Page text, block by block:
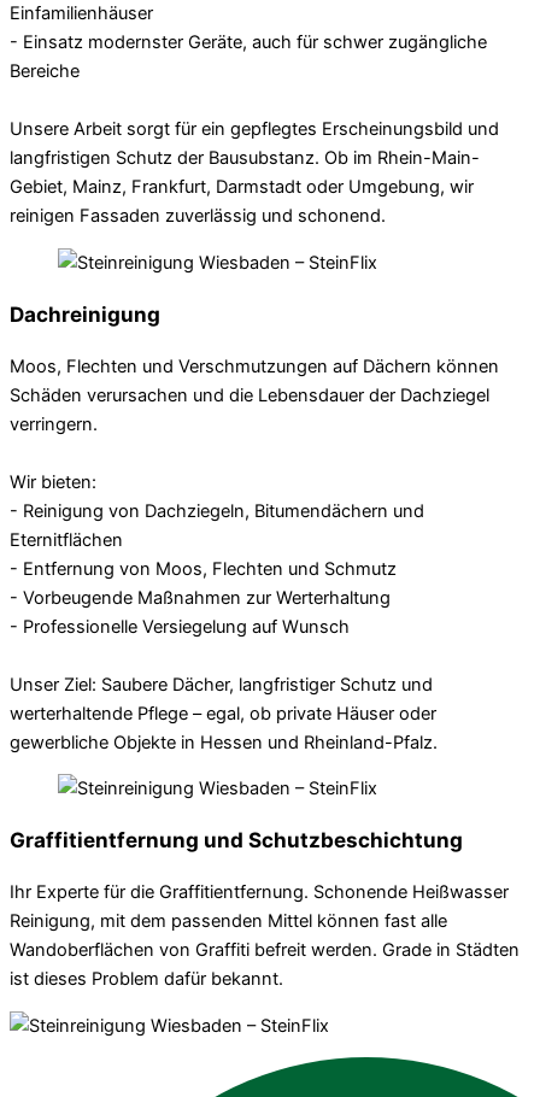
Einfamilienhäuser
- Einsatz modernster Geräte, auch für schwer zugängliche
Bereiche
Unsere Arbeit sorgt für ein gepflegtes Erscheinungsbild und
langfristigen Schutz der Bausubstanz. Ob im Rhein-Main-
Gebiet, Mainz, Frankfurt, Darmstadt oder Umgebung, wir
reinigen Fassaden zuverlässig und schonend.
Dachreinigung
Moos, Flechten und Verschmutzungen auf Dächern können
Schäden verursachen und die Lebensdauer der Dachziegel
verringern.
Wir bieten:
- Reinigung von Dachziegeln, Bitumendächern und
Eternitflächen
- Entfernung von Moos, Flechten und Schmutz
- Vorbeugende Maßnahmen zur Werterhaltung
- Professionelle Versiegelung auf Wunsch
Unser Ziel: Saubere Dächer, langfristiger Schutz und
werterhaltende Pflege – egal, ob private Häuser oder
gewerbliche Objekte in Hessen und Rheinland-Pfalz.
Graffitientfernung und Schutzbeschichtung
Ihr Experte für die Graffitientfernung. Schonende Heißwasser
Reinigung, mit dem passenden Mittel können fast alle
Wandoberflächen von Graffiti befreit werden. Grade in Städten
ist dieses Problem dafür bekannt.